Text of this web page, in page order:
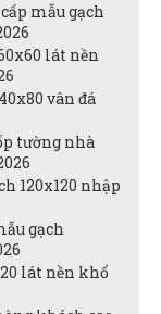
mẫu gạch
lát nền
vân đá
tường nhà
120x120 nhập
gạch
lát nền khổ